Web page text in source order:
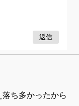
返信
ち多かったから